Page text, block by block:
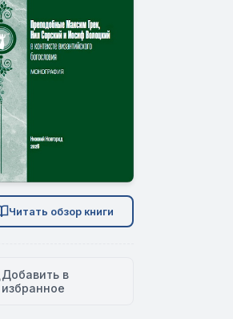
Читать обзор книги
Добавить в
избранное